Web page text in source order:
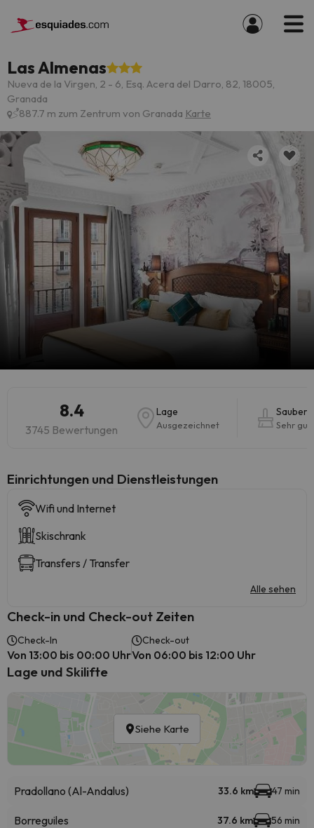
Las Almenas
Nueva de la Virgen, 2 - 6, Esq. Acera del Darro, 82, 18005,
Granada
887.7 m zum Zentrum von Granada Karte
8.4
3745 Bewertungen
Lage
Ausgezeichnet Sehr gut
​Einrichtungen und Dienstleistungen
Wifi und Internet
Skischrank
Transfers / Transfer
Alle sehen
Check-in und Check-out Zeiten
Check-In
Von 13:00 bis 00:00 Uhr
Check-out
Von 06:00 bis 12:00 Uhr
Lage und Skilifte
Siehe Karte
Pradollano (Al-Andalus) 33.6 km 47 min
Borreguiles 37.6 km 56 min